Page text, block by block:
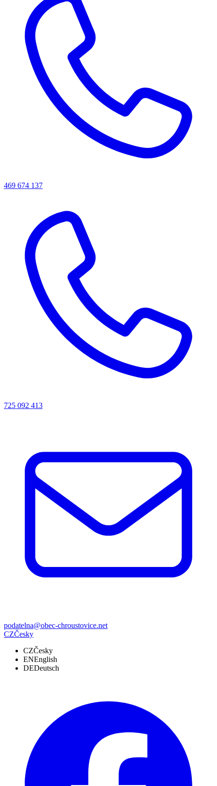
469 674 137
725 092 413
podatelna@obec-chroustovice.net
CZČesky
CZČesky
ENEnglish
DEDeutsch